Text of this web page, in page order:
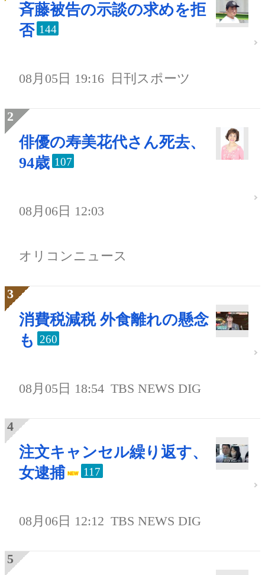
斉藤被告の示談の求めを拒
否 144
08月05日 19:16 日刊スポーツ
俳優の寿美花代さん死去、
94歳 107
08月06日 12:03
オリコンニュース
消費税減税 外食離れの懸念
も
260
08月05日 18:54 TBS NEWS DIG
注文キャンセル繰り返す、
女逮捕
117
08月06日 12:12 TBS NEWS DIG